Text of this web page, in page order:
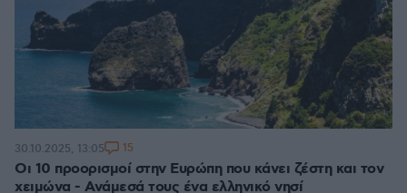
Οι 10 προορισμοί στην Ευρώπη που κάνει ζέστη και τον
χειμώνα - Ανάμεσά τους ένα ελληνικό νησί
30.10.2025, 13:05 15